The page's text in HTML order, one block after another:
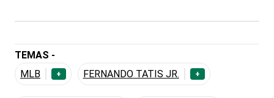
TEMAS -
MLB
+ FERNANDO TATIS JR. +